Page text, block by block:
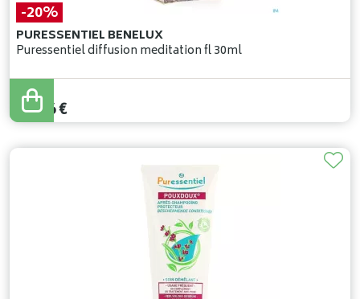
-20%
PURESSENTIEL BENELUX
Puressentiel diffusion meditation fl 30ml
18,95
15,16€